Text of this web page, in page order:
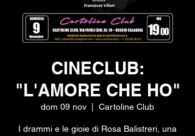
CINECLUB:
"L'AMORE CHE HO"
dom 09 nov Cartoline Club
I drammi e le gioie di Rosa Balistreri, una